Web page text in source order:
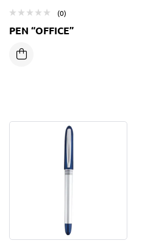
(0)
PEN “OFFICE”